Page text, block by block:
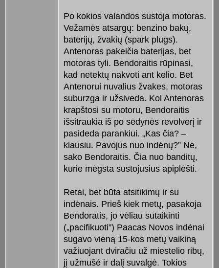
Po kokios valandos sustoja motoras.
Vežamės atsargų: benzino bakų,
baterijų, žvakių (spark plugs).
Antenoras pakeičia baterijas, bet
motoras tyli. Bendoraitis rūpinasi,
kad netektų nakvoti ant kelio. Bet
Antenorui nuvalius žvakes, motoras
suburzga ir užsiveda. Kol Antenoras
krapštosi su motoru, Bendoraitis
išsitraukia iš po sėdynės revolverį ir
pasideda parankiui. „Kas čia? –
klausiu. Pavojus nuo indėnų?” Ne,
sako Bendoraitis. Čia nuo banditų,
kurie mėgsta sustojusius apiplėšti.
Retai, bet būta atsitikimų ir su
indėnais. Prieš kiek metų, pasakoja
Bendoratis, jo vėliau sutaikinti
(„pacifikuoti”) Paacas Novos indėnai
sugavo vieną 15-kos metų vaikiną
važiuojant dviračiu už miestelio ribų,
jį užmušė ir dalį suvalgė. Tokios